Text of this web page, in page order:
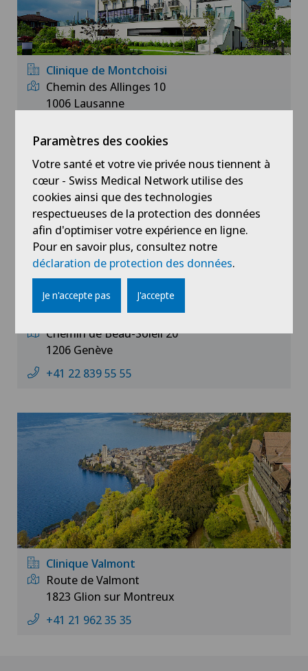
Clinique de Montchoisi
Chemin des Allinges 10
1006 Lausanne
Clinique Générale-Beaulieu
Chemin de Beau-Soleil 20
1206 Genève
+41 22 839 55 55
Clinique Valmont
Route de Valmont
1823 Glion sur Montreux
+41 21 962 35 35
Paramètres des cookies
Votre santé et votre vie privée nous tiennent à
cœur - Swiss Medical Network utilise des
cookies ainsi que des technologies
respectueuses de la protection des données
afin d'optimiser votre expérience en ligne.
Pour en savoir plus, consultez notre
déclaration de protection des données.
Je n'accepte pas J'accepte